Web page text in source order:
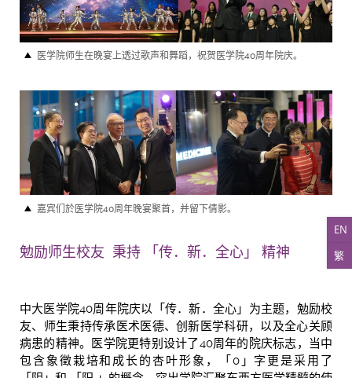
EN
繁
医学院师生在晚宴上透过歌声和舞蹈，祝贺医学院40周年院庆。
嘉宾们於医学院40周年晚宴聚首，并留下倩影。
勉励师生校友 秉持 「传．新．全心」 精神
中大医学院40周年院庆以「传．新．全心」为主题，勉励校
友、师生秉持传承医术医德、创新医学科研，以及全心关顾
病患的精神。医学院更特别设计了40周年的院庆标志，当中
包含象徵栽培和成长的杏叶形象，「0」字更是采用了